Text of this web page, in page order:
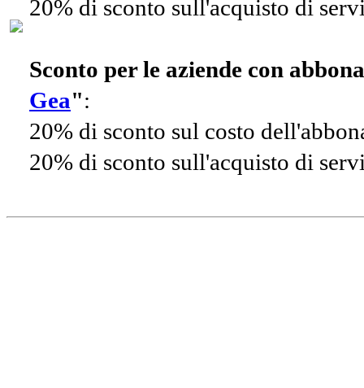
20% di sconto sull'acquisto di
Sconto per le aziende con
Gea":
20% di sconto sul costo
20% di sconto sull'acquisto di